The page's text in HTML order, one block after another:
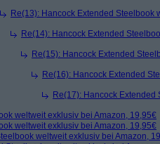
Re(13): Hancock Extended Steelbook
Re(14): Hancock Extended
Re(15): Hancock Extended
Re(16): Hancock Extended
Re(17): Hancock
weltweit exklusiv bei Amazon, 19,95€
weltweit exklusiv bei Amazon, 19,95€
weltweit exklusiv bei Amazon,